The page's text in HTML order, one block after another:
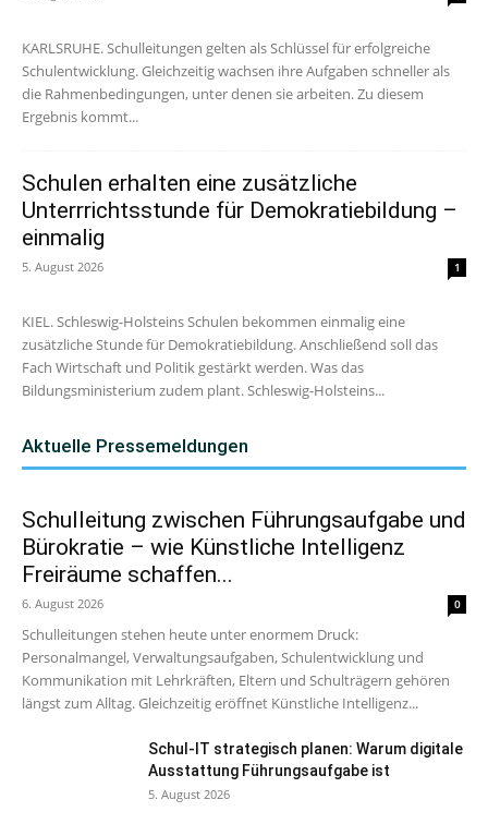
KARLSRUHE. Schulleitungen gelten als Schlüssel für erfolgreiche
Schulentwicklung. Gleichzeitig wachsen ihre Aufgaben schneller als
die Rahmenbedingungen, unter denen sie arbeiten. Zu diesem
Ergebnis kommt...
Schulen erhalten eine zusätzliche
Unterrrichtsstunde für Demokratiebildung –
einmalig
5. August 2026 1
KIEL. Schleswig-Holsteins Schulen bekommen einmalig eine
zusätzliche Stunde für Demokratiebildung. Anschließend soll das
Fach Wirtschaft und Politik gestärkt werden. Was das
Bildungsministerium zudem plant. Schleswig-Holsteins...
Aktuelle Pressemeldungen
Schulleitung zwischen Führungsaufgabe und
Bürokratie – wie Künstliche Intelligenz
Freiräume schaffen...
6. August 2026 0
Schulleitungen stehen heute unter enormem Druck:
Personalmangel, Verwaltungsaufgaben, Schulentwicklung und
Kommunikation mit Lehrkräften, Eltern und Schulträgern gehören
längst zum Alltag. Gleichzeitig eröffnet Künstliche Intelligenz...
Schul-IT strategisch planen: Warum digitale
Ausstattung Führungsaufgabe ist
5. August 2026